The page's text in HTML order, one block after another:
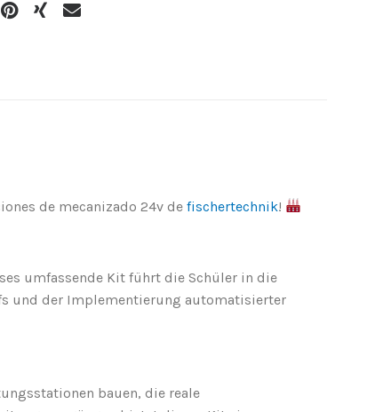
de mecanizado 24v defischertechnik!
umfassende Kit führt die Schüler in die
und der Implementierung automatisierter
bauen, die reale